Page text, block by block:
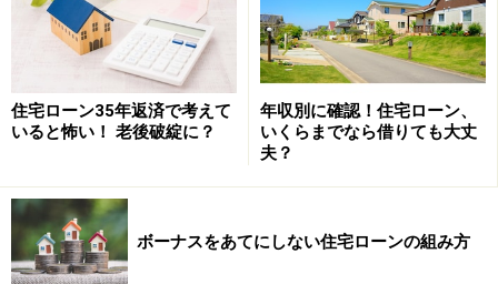
「固定期間選択型」の10年、注目の住宅ローン
住宅ローン35年返済で考えて
いると怖い！ 老後破綻に？
年収別に確認！住宅ローン、
いくらまでなら借りても大丈
夫？
ボーナスをあてにしない住宅ローンの組み方